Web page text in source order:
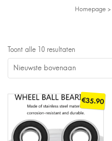
Homepage >
Toont alle 10 resultaten
€35.90